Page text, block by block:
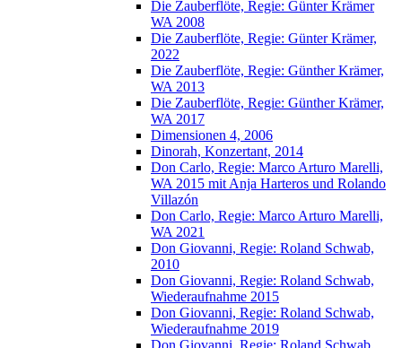
Die Zauberflöte, Regie: Günter Krämer
WA 2008
Die Zauberflöte, Regie: Günter Krämer,
2022
Die Zauberflöte, Regie: Günther Krämer,
WA 2013
Die Zauberflöte, Regie: Günther Krämer,
WA 2017
Dimensionen 4, 2006
Dinorah, Konzertant, 2014
Don Carlo, Regie: Marco Arturo Marelli,
WA 2015 mit Anja Harteros und Rolando
Villazón
Don Carlo, Regie: Marco Arturo Marelli,
WA 2021
Don Giovanni, Regie: Roland Schwab,
2010
Don Giovanni, Regie: Roland Schwab,
Wiederaufnahme 2015
Don Giovanni, Regie: Roland Schwab,
Wiederaufnahme 2019
Don Giovanni, Regie: Roland Schwab,